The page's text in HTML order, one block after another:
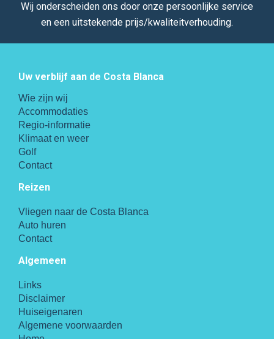
Wij onderscheiden ons door onze persoonlijke service
en een uitstekende prijs/kwaliteitverhouding.
Uw verblijf aan de Costa Blanca
Wie zijn wij
Accommodaties
Regio-informatie
Klimaat en weer
Golf
Contact
Reizen
Vliegen naar de Costa Blanca
Auto huren
Contact
Algemeen
Links
Disclaimer
Huiseigenaren
Algemene voorwaarden